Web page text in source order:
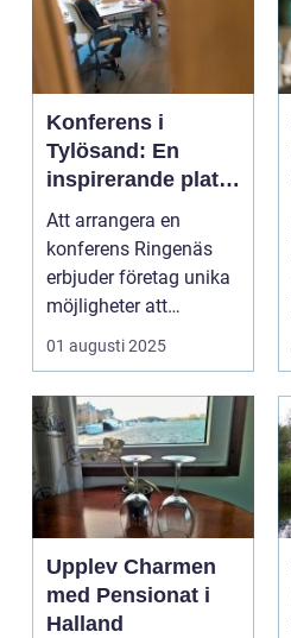
Konferens i
Tylösand: En
inspirerande plats
för din nästa
företagssammank
omst
Att arrangera en
konferens Ringenäs
erbjuder företag unika
möjligheter att
kombinera ...
01 augusti 2025
Upplev Charmen
med Pensionat i
Halland